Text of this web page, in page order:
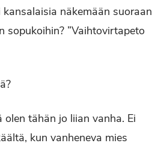
näkemään suoraan
sopukoihin? ”Vaihtovirtapeto
olen tähän jo liian vanha. Ei
kun vanheneva mies